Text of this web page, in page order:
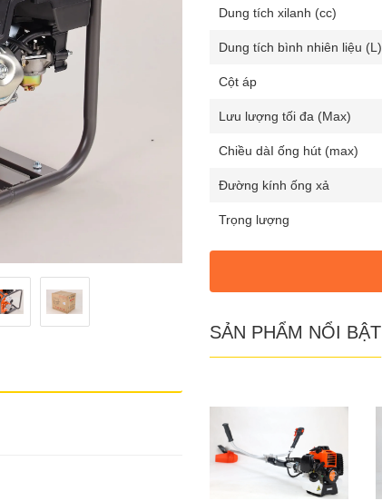
Dung tích xilanh (cc)
Dung tích bình nhiên liệu (L)
Cột áp
Lưu lượng tối đa (Max)
Chiều dàI ống hút (max)
Đường kính ống xả
Trọng lượng
SẢN PHẨM NỔI BẬT